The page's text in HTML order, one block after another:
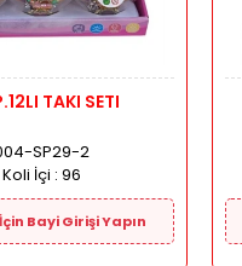
TAKI SETI
SP29-2
Koli İçi :96
Bayi Girişi Yapın